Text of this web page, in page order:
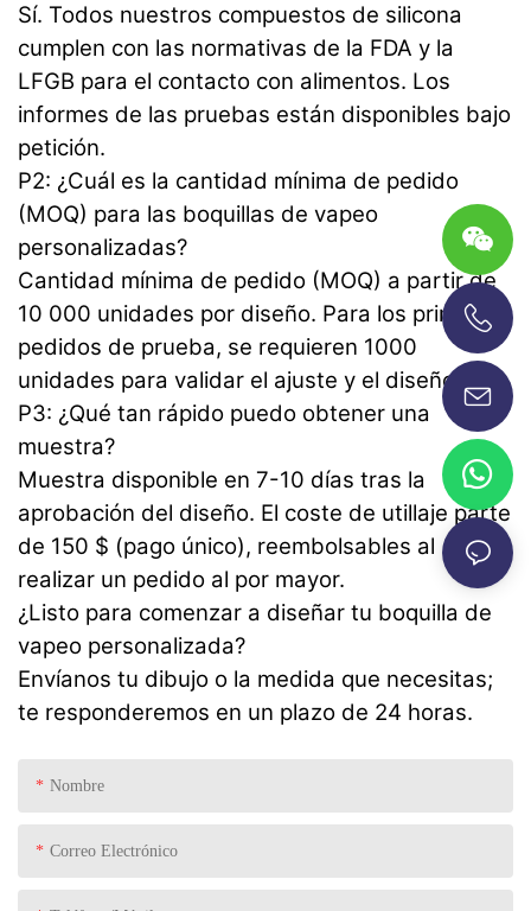
Sí. Todos nuestros compuestos de silicona
cumplen con las normativas de la FDA y la
LFGB para el contacto con alimentos. Los
informes de las pruebas están disponibles bajo
petición.
P2: ¿Cuál es la cantidad mínima de pedido
(MOQ) para las boquillas de vapeo
personalizadas?
Cantidad mínima de pedido (MOQ) a partir de
10 000 unidades por diseño. Para los primeros
pedidos de prueba, se requieren 1000
unidades para validar el ajuste y el diseño.
P3: ¿Qué tan rápido puedo obtener una
muestra?
Muestra disponible en 7-10 días tras la
aprobación del diseño. El coste de utillaje parte
de 150 $ (pago único), reembolsables al
realizar un pedido al por mayor.
¿Listo para comenzar a diseñar tu boquilla de
vapeo personalizada?
Envíanos tu dibujo o la medida que necesitas;
te responderemos en un plazo de 24 horas.
Nombre
Correo Electrónico